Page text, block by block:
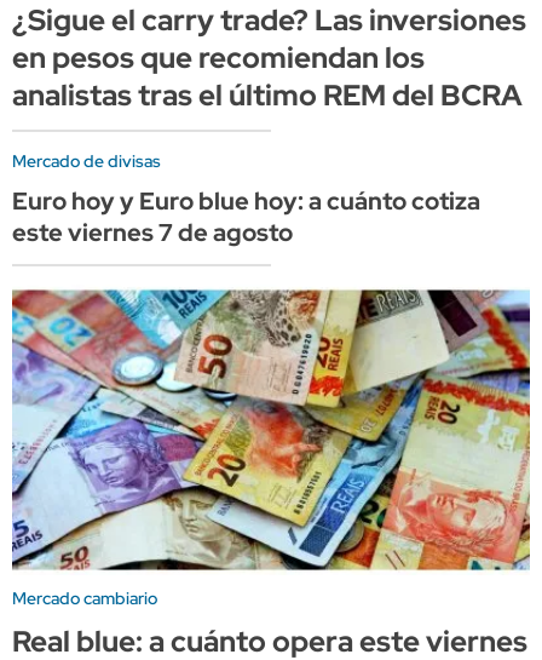
¿Sigue el carry trade? Las inversiones
en pesos que recomiendan los
analistas tras el último REM del BCRA
Mercado de divisas
Euro hoy y Euro blue hoy: a cuánto cotiza
este viernes 7 de agosto
Mercado cambiario
Real blue: a cuánto opera este viernes